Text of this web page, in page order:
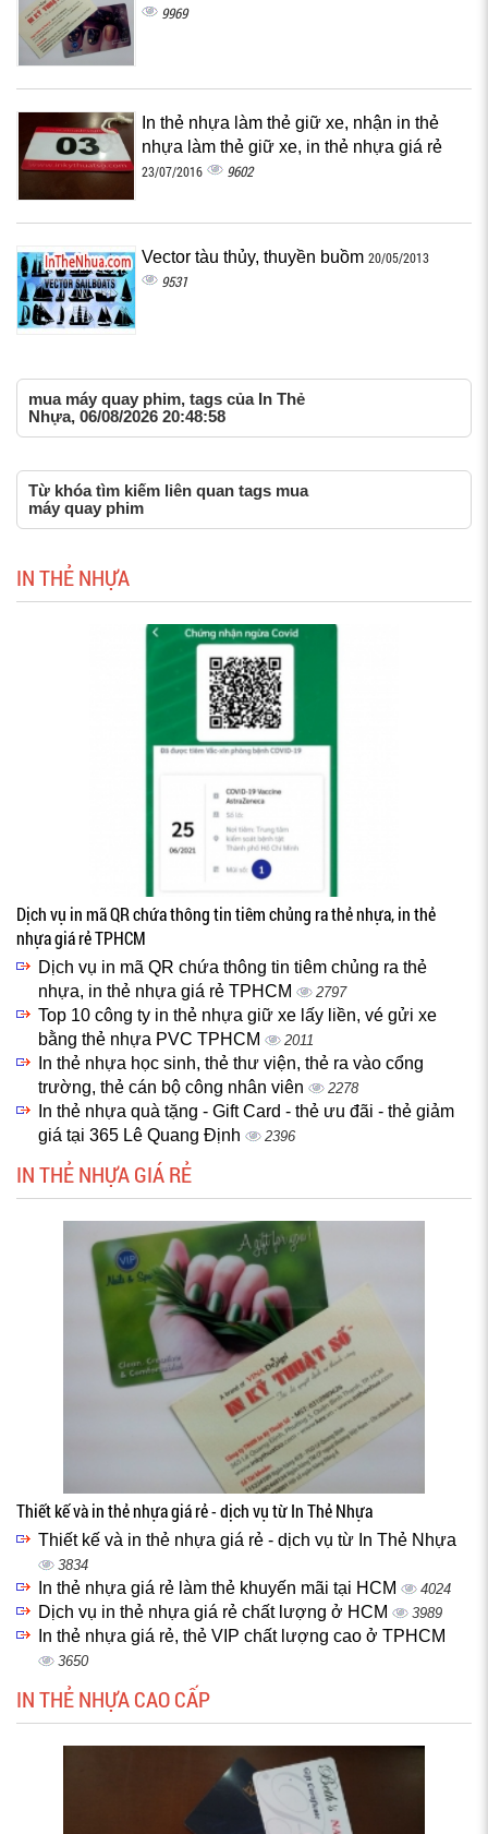
9969
In thẻ nhựa làm thẻ giữ xe, nhận in thẻ
nhựa làm thẻ giữ xe, in thẻ nhựa giá rẻ
23/07/2016 9602
Vector tàu thủy, thuyền buồm 20/05/2013
9531
mua máy quay phim, tags của In Thẻ
Nhựa, 06/08/2026 20:48:58
Từ khóa tìm kiếm liên quan tags mua
máy quay phim
IN THẺ NHỰA
Dịch vụ in mã QR chứa thông tin tiêm chủng ra thẻ nhựa, in thẻ
nhựa giá rẻ TPHCM
Dịch vụ in mã QR chứa thông tin tiêm chủng ra thẻ
nhựa, in thẻ nhựa giá rẻ TPHCM
2797
Top 10 công ty in thẻ nhựa giữ xe lấy liền, vé gửi xe
bằng thẻ nhựa PVC TPHCM
2011
In thẻ nhựa học sinh, thẻ thư viện, thẻ ra vào cổng
trường, thẻ cán bộ công nhân viên
2278
In thẻ nhựa quà tặng - Gift Card - thẻ ưu đãi - thẻ giảm
giá tại 365 Lê Quang Định
2396
IN THẺ NHỰA GIÁ RẺ
Thiết kế và in thẻ nhựa giá rẻ - dịch vụ từ In Thẻ Nhựa
Thiết kế và in thẻ nhựa giá rẻ - dịch vụ từ In Thẻ Nhựa
3834
In thẻ nhựa giá rẻ làm thẻ khuyến mãi tại HCM 4024
Dịch vụ in thẻ nhựa giá rẻ chất lượng ở HCM 3989
In thẻ nhựa giá rẻ, thẻ VIP chất lượng cao ở TPHCM
3650
IN THẺ NHỰA CAO CẤP